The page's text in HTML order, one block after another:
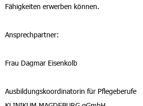
Fähigkeiten erwerben können.
Ansprechpartner:
Frau Dagmar Eisenkolb
Ausbildungskoordinatorin für Pflegeberufe